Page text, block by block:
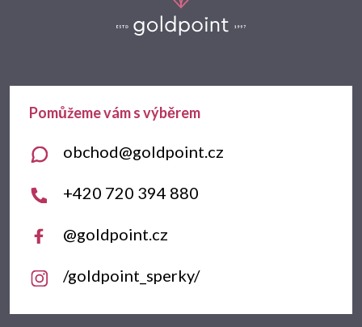
a
obchod@goldpoint.cz
+420 720 394 880
@goldpoint.cz
/goldpoint_sperky/